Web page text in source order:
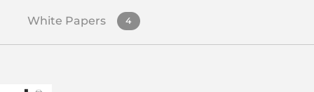
White Papers 4